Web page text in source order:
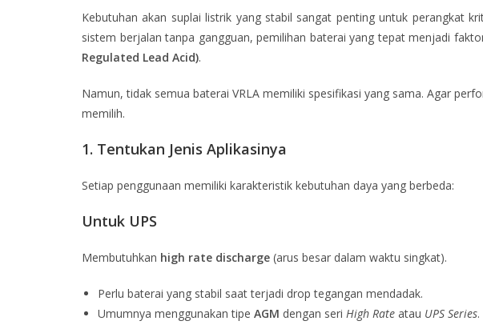
Kebutuhan akan suplai listrik yang stabil sangat penting untuk perangkat
sistem berjalan tanpa gangguan, pemilihan baterai yang tepat menjadi
Regulated Lead Acid).
Namun, tidak semua baterai VRLA memiliki spesifikasi yang sama. Agar
memilih.
1. Tentukan Jenis Aplikasinya
Setiap penggunaan memiliki karakteristik kebutuhan daya yang berbeda:
Untuk UPS
Membutuhkan high rate discharge (arus besar dalam waktu singkat).
Perlu baterai yang stabil saat terjadi drop tegangan mendadak.
Umumnya menggunakan tipe AGM dengan seri High Rate atau UPS Series.